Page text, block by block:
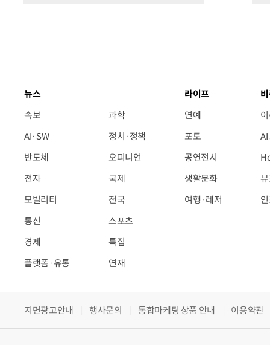
뉴스
속보
AI·SW
반도체
전자
모빌리티
통신
경제
플랫폼·유통
과학
정치·정책
오피니언
국제
전국
스포츠
특집
연재
라이프
연예
포토
공연전시
생활문화
여행·레저
지면광고안내 행사문의 통합마케팅 상품 안내 이용약관